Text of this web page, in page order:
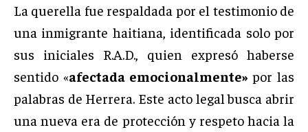
La querella fue respaldada por el testimonio de
una inmigrante haitiana, identificada solo por
sus iniciales R.A.D., quien expresó haberse
sentido «afectada emocionalmente» por las
palabras de Herrera. Este acto legal busca abrir
una nueva era de protección y respeto hacia la